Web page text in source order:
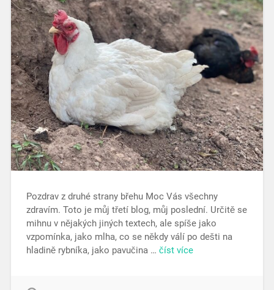
Pozdrav z druhé strany břehu Moc Vás všechny
zdravím. Toto je můj třetí blog, můj poslední. Určitě se
mihnu v nějakých jiných textech, ale spíše jako
vzpomínka, jako mlha, co se někdy válí po dešti na
hladině rybníka, jako pavučina … číst více